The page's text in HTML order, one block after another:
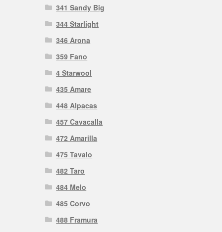
341 Sandy Big
344 Starlight
346 Arona
359 Fano
4 Starwool
435 Amare
448 Alpacas
457 Cavacalla
472 Amarilla
475 Tavalo
482 Taro
484 Melo
485 Corvo
488 Framura